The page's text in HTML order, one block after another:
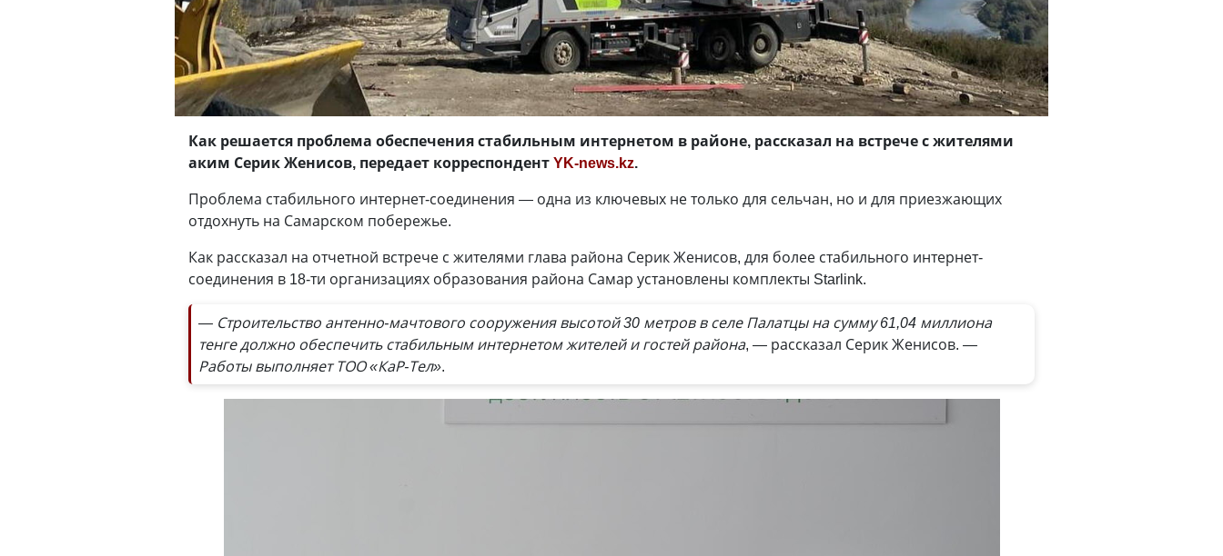
Как решается проблема обеспечения стабильным интернетом в районе, рассказал на встрече с жителями
аким Серик Женисов, передает корреспондентYK-news.kz.
Проблема стабильного интернет-соединения — одна из ключевых не только для сельчан, но и для приезжающих
отдохнуть на Самарском побережье.
Как рассказал на отчетной встрече с жителями глава района Серик Женисов, для более стабильного интернет-
соединения в 18-ти организациях образования района Самар установлены комплекты Starlink.
— Строительство антенно-мачтового сооружения высотой 30 метров в селе Палатцы на сумму 61,04 миллиона
тенге должно обеспечить стабильным интернетом жителей и гостей района, — рассказал Серик Женисов. —
Работы выполняет ТОО «КаР-Тел».